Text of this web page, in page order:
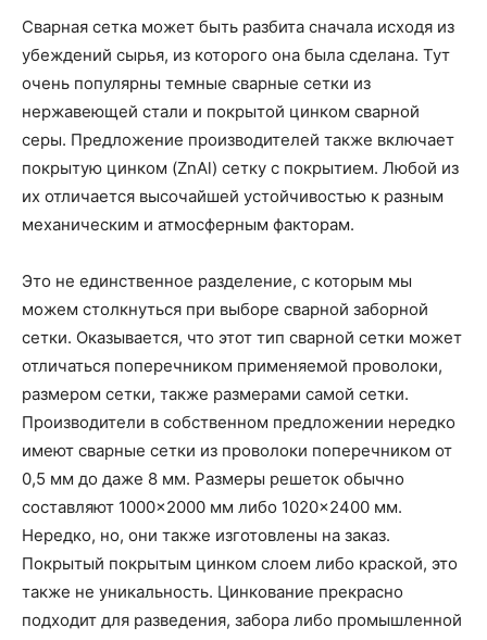
Сварная сетка может быть разбита сначала исходя из
убеждений сырья, из которого она была сделана. Тут
очень популярны темные сварные сетки из
нержавеющей стали и покрытой цинком сварной
серы. Предложение производителей также включает
покрытую цинком (ZnAl) сетку с покрытием. Любой из
их отличается высочайшей устойчивостью к разным
механическим и атмосферным факторам.
Это не единственное разделение, с которым мы
можем столкнуться при выборе сварной заборной
сетки. Оказывается, что этот тип сварной сетки может
отличаться поперечником применяемой проволоки,
размером сетки, также размерами самой сетки.
Производители в собственном предложении нередко
имеют сварные сетки из проволоки поперечником от
0,5 мм до даже 8 мм. Размеры решеток обычно
составляют 1000×2000 мм либо 1020×2400 мм.
Нередко, но, они также изготовлены на заказ.
Покрытый покрытым цинком слоем либо краской, это
также не уникальность. Цинкование прекрасно
подходит для разведения, забора либо промышленной